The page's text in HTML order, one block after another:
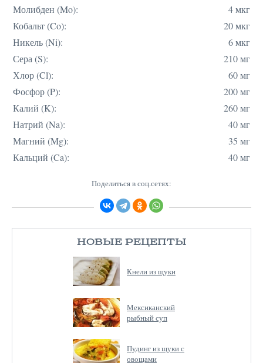
НОВЫЕ РЕЦЕПТЫ
Кнели из щуки
Мексиканский
рыбный суп
Пудинг из щуки с
овощами
Молибден (Mo):
4 мкг
Кобальт (Co):
20 мкг
Никель (Ni):
6 мкг
Сера (S):
210 мг
Хлор (Cl):
60 мг
Фосфор (P):
200 мг
Калий (K):
260 мг
Натрий (Na):
40 мг
Магний (Mg):
35 мг
Кальций (Ca):
40 мг
Поделиться в соц.сетях: